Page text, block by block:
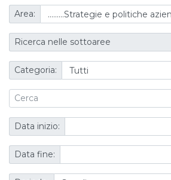
Area:
Ricerca nelle sottoaree
Categoria:
Data inizio:
Data fine: